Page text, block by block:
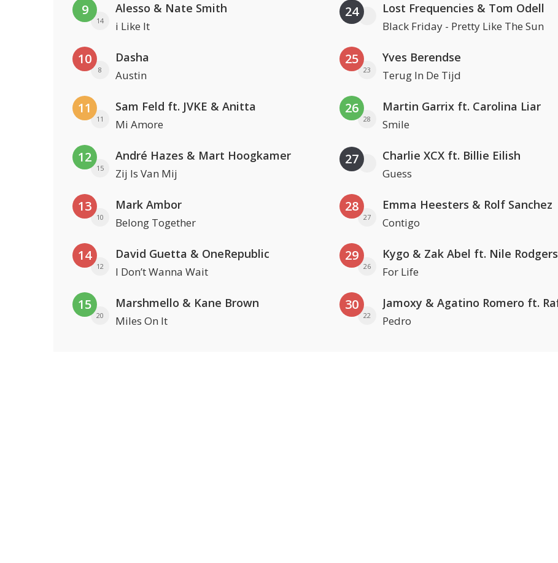
9
14
Alesso & Nate Smith
i Like It
10
8
Dasha
Austin
11
11
Sam Feld ft. JVKE & Anitta
Mi Amore
12
15
André Hazes & Mart Hoogkamer
Zij Is Van Mij
13
10
Mark Ambor
Belong Together
14
12
David Guetta & OneRepublic
I Don’t Wanna Wait
15
20
Marshmello & Kane Brown
Miles On It
24 Lost Frequencies & Tom Odell
Black Friday - Pretty Like The Sun
25
23
Yves Berendse
Terug In De Tijd
26
28
Martin Garrix ft. Carolina Liar
Smile
27 Charlie XCX ft. Billie Eilish
Guess
28
27
Emma Heesters & Rolf Sanchez
Contigo
29
26
Kygo & Zak Abel ft. Nile Rodgers
For Life
30
22 Pedro